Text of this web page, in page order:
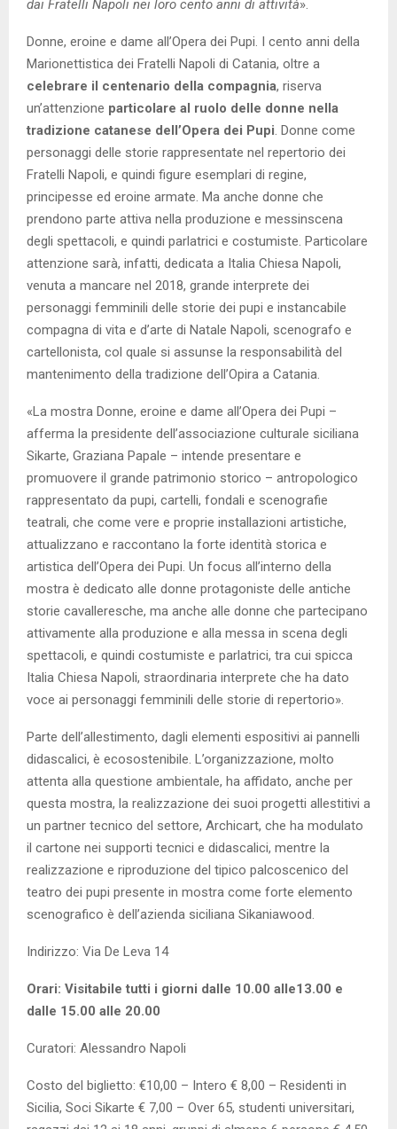
dai Fratelli Napoli nei loro cento anni di attività».
Donne, eroine e dame all’Opera dei Pupi. I cento anni della
Marionettistica dei Fratelli Napoli di Catania, oltre a
celebrare il centenario della compagnia, riserva
un’attenzione particolare al ruolo delle donne nella
tradizione catanese dell’Opera dei Pupi. Donne come
personaggi delle storie rappresentate nel repertorio dei
Fratelli Napoli, e quindi figure esemplari di regine,
principesse ed eroine armate. Ma anche donne che
prendono parte attiva nella produzione e messinscena
degli spettacoli, e quindi parlatrici e costumiste. Particolare
attenzione sarà, infatti, dedicata a Italia Chiesa Napoli,
venuta a mancare nel 2018, grande interprete dei
personaggi femminili delle storie dei pupi e instancabile
compagna di vita e d’arte di Natale Napoli, scenografo e
cartellonista, col quale si assunse la responsabilità del
mantenimento della tradizione dell’Opira a Catania.
«La mostra Donne, eroine e dame all’Opera dei Pupi –
afferma la presidente dell’associazione culturale siciliana
Sikarte, Graziana Papale – intende presentare e
promuovere il grande patrimonio storico – antropologico
rappresentato da pupi, cartelli, fondali e scenografie
teatrali, che come vere e proprie installazioni artistiche,
attualizzano e raccontano la forte identità storica e
artistica dell’Opera dei Pupi. Un focus all’interno della
mostra è dedicato alle donne protagoniste delle antiche
storie cavalleresche, ma anche alle donne che partecipano
attivamente alla produzione e alla messa in scena degli
spettacoli, e quindi costumiste e parlatrici, tra cui spicca
Italia Chiesa Napoli, straordinaria interprete che ha dato
voce ai personaggi femminili delle storie di repertorio».
Parte dell’allestimento, dagli elementi espositivi ai pannelli
didascalici, è ecosostenibile. L’organizzazione, molto
attenta alla questione ambientale, ha affidato, anche per
questa mostra, la realizzazione dei suoi progetti allestitivi a
un partner tecnico del settore, Archicart, che ha modulato
il cartone nei supporti tecnici e didascalici, mentre la
realizzazione e riproduzione del tipico palcoscenico del
teatro dei pupi presente in mostra come forte elemento
scenografico è dell’azienda siciliana Sikaniawood.
Indirizzo: Via De Leva 14
Orari: Visitabile tutti i giorni dalle 10.00 alle13.00 e
dalle 15.00 alle 20.00
Curatori: Alessandro Napoli
Costo del biglietto: €10,00 – Intero € 8,00 – Residenti in
Sicilia, Soci Sikarte € 7,00 – Over 65, studenti universitari,